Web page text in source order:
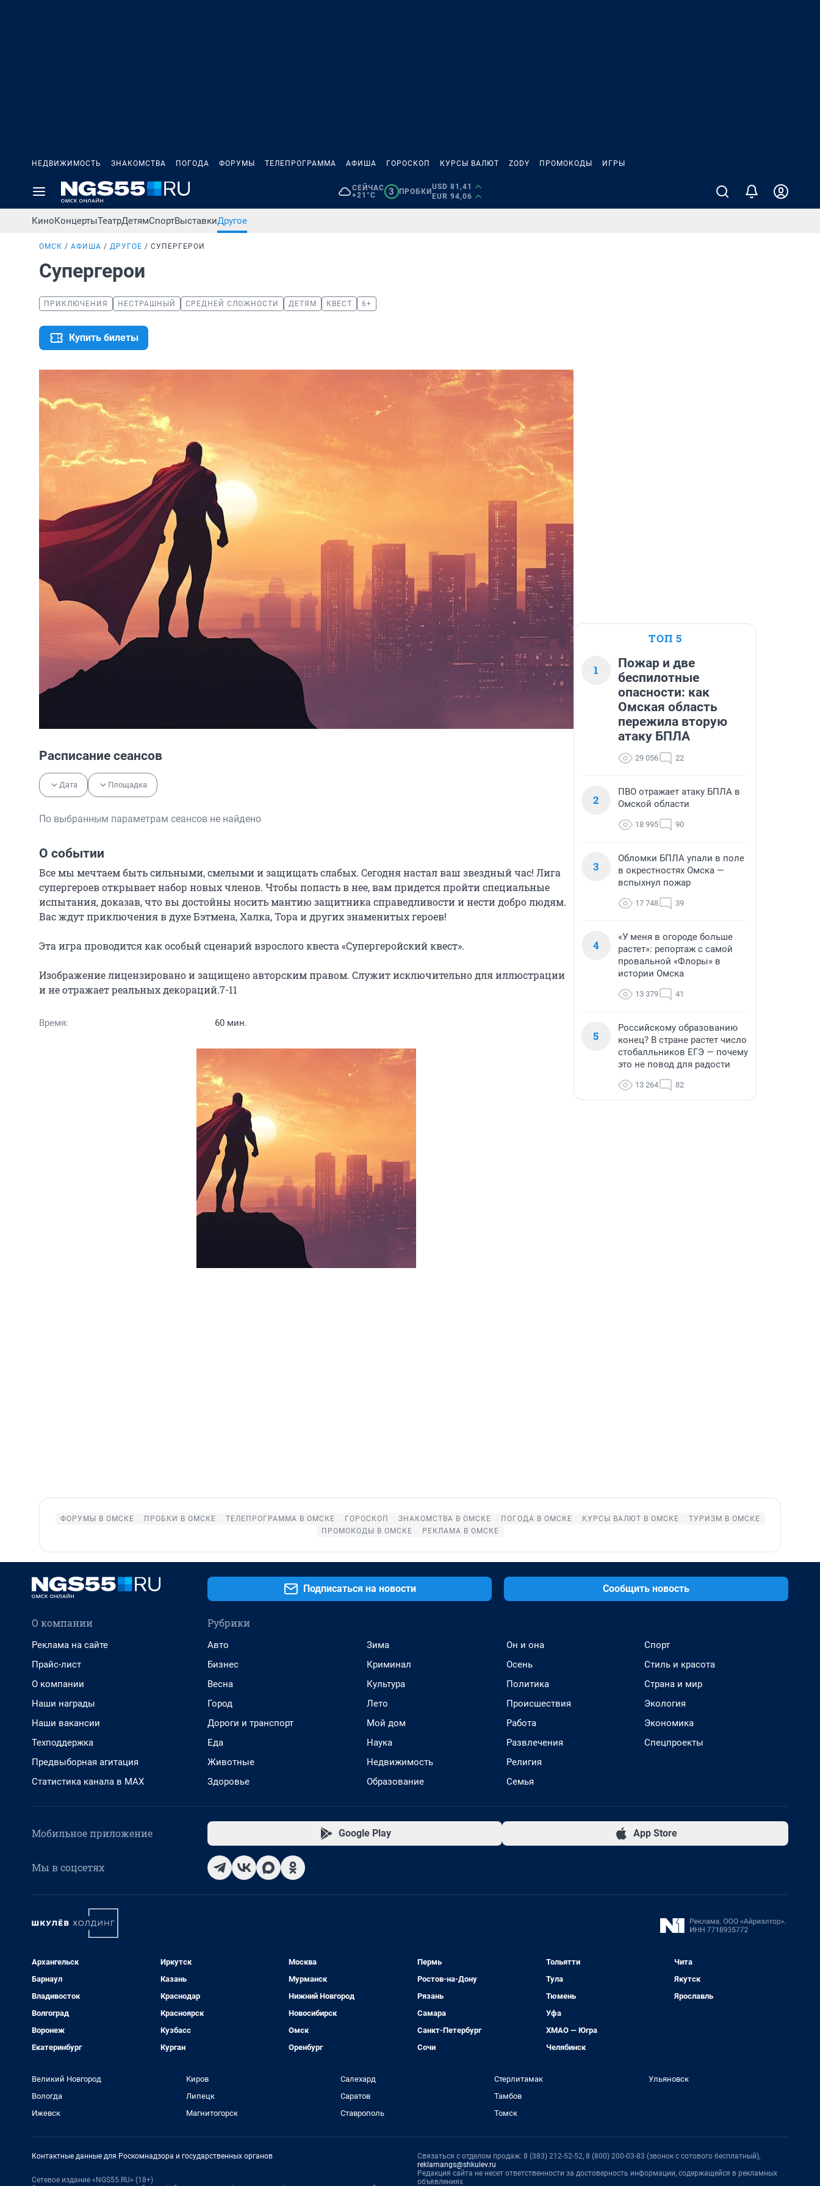
НЕДВИЖИМОСТЬ ЗНАКОМСТВА ПОГОДА ФОРУМЫ ТЕЛЕПРОГРАММА АФИША ГОРОСКОП КУРСЫ ВАЛЮТ ZODY ПРОМОКОДЫ ИГРЫ
СЕЙЧАС
+21°C
3 ПРОБКИ
USD 81,41
EUR 94,06
КиноКонцертыТеатрДетямСпортВыставкиДругое
ОМСК АФИША ДРУГОЕ СУПЕРГЕРОИ
Супергерои
ПРИКЛЮЧЕНИЯ НЕСТРАШНЫЙ СРЕДНЕЙ СЛОЖНОСТИ ДЕТЯМ КВЕСТ 6+
Купить билеты
Расписание сеансов
Дата Площадка
По выбранным параметрам сеансов не найдено
О событии
Все мы мечтаем быть сильными, смелыми и защищать слабых. Сегодня настал ваш звездный час! Лига
супергероев открывает набор новых членов. Чтобы попасть в нее, вам придется пройти специальные
испытания, доказав, что вы достойны носить мантию защитника справедливости и нести добро людям.
Вас ждут приключения в духе Бэтмена, Халка, Тора и других знаменитых героев!
Эта игра проводится как особый сценарий взрослого квеста «Супергеройский квест».
Изображение лицензировано и защищено авторским правом. Служит исключительно для иллюстрации
и не отражает реальных декораций.7-11
Время: 60 мин.
ТОП 5
1
Пожар и две
беспилотные
опасности: как
Омская область
пережила вторую
атаку БПЛА
29 056 22
2
ПВО отражает атаку БПЛА в
Омской области
18 995 90
3
Обломки БПЛА упали в поле
в окрестностях Омска —
вспыхнул пожар
17 748 39
4
«У меня в огороде больше
растет»: репортаж с самой
провальной «Флоры» в
истории Омска
13 379 41
5
Российскому образованию
конец? В стране растет число
стобалльников ЕГЭ — почему
это не повод для радости
13 264 82
ФОРУМЫ В ОМСКЕ ПРОБКИ В ОМСКЕ ТЕЛЕПРОГРАММА В ОМСКЕ ГОРОСКОП ЗНАКОМСТВА В ОМСКЕ ПОГОДА В ОМСКЕ КУРСЫ ВАЛЮТ В ОМСКЕ
ТУРИЗМ В ОМСКЕ
ПРОМОКОДЫ В ОМСКЕ
РЕКЛАМА В ОМСКЕ
Подписаться на новости Сообщить новость
О компании
Реклама на сайте
Прайс-лист
О компании
Наши награды
Наши вакансии
Техподдержка
Предвыборная агитация
Статистика канала в MAX
Рубрики
Авто
Бизнес
Весна
Город
Дороги и транспорт
Еда
Животные
Здоровье
Зима
Криминал
Культура
Лето
Мой дом
Наука
Недвижимость
Образование
Он и она
Осень
Политика
Происшествия
Работа
Развлечения
Религия
Семья
Спорт
Стиль и красота
Страна и мир
Экология
Экономика
Спецпроекты
Мобильное приложение Google Play App Store
Мы в соцсетях
Архангельск
Барнаул
Владивосток
Волгоград
Воронеж
Екатеринбург
Иркутск
Казань
Краснодар
Красноярск
Кузбасс
Курган
Москва
Мурманск
Нижний Новгород
Новосибирск
Омск
Оренбург
Пермь
Ростов-на-Дону
Рязань
Самара
Санкт-Петербург
Сочи
Тольятти
Тула
Тюмень
Уфа
ХМАО — Югра
Челябинск
Чита
Якутск
Ярославль
Великий Новгород
Вологда
Ижевск
Киров
Липецк
Магнитогорск
Салехард
Саратов
Ставрополь
Стерлитамак
Тамбов
Томск
Ульяновск
Контактные данные для Роскомнадзора и государственных органов
Сетевое издание «NGS55.RU» (18+)
Связаться с отделом продаж: 8 (383) 212-52-52, 8 (800) 200-03-83 (звонок с сотового бесплатный),
reklamangs@shkulev.ru
Редакция сайта не несет ответственности за достоверность информации, содержащейся в рекламных
объявлениях.